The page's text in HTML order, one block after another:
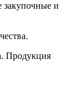
закупочные и
Продукция